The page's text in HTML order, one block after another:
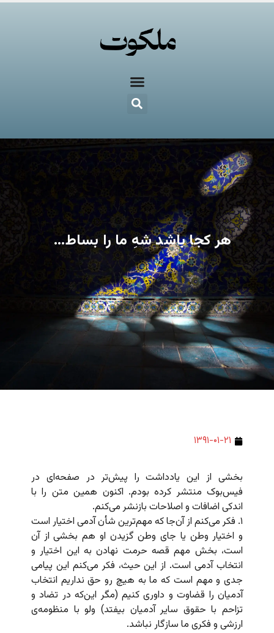
هر کجا باشد شهِ ما را بساط…
۱۳۹۱-۰۱-۲۱
بخشی از این یادداشت را پیش‌تر در صفحه‌ای در
فیس‌بوک منتشر کرده بودم. اکنون همین متن را با
اندکی اضافات و اصلاحات بازنشر می‌کنم.
۱. فکر می‌کنم از آن‌جا که مهم‌ترین شأن آدمی اختیار است
و اختیار وطن یا جای وطن گزیدن او هم بخشی از آن
است، بخش مهم قصه حرمت نهادن به این اختیار و
انتخاب آدمی است. از این حیث، فکر می‌کنم این پیامی
جدی و مهم است که ما به هیچ رو حق نداریم انتخاب
آدمیان را قضاوت و داوری کنیم (مگر این‌که در تضاد و
تزاحم با حقوق سایر آدمیان بیفتد) ولو با منظومه‌ی
ارزشی و فکری ما سازگار نباشد.